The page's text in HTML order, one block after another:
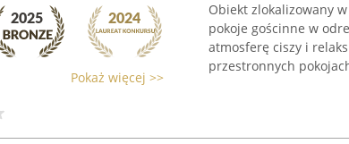
Pokaż więcej >>
Obiekt zlokalizowany
pokoje gościnne w
atmosferę ciszy i
przestronnych